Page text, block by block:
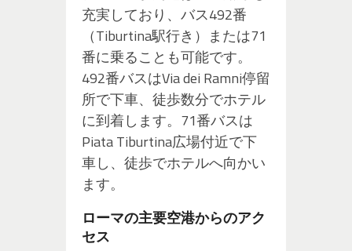
充実しており、バス492番
（Tiburtina駅行き）または71
番に乗ることも可能です。
492番バスはVia dei Ramni停留
所で下車、徒歩数分でホテル
に到着します。71番バスは
Piata Tiburtina広場付近で下
車し、徒歩でホテルへ向かい
ます。
ローマの主要空港からのアク
セス